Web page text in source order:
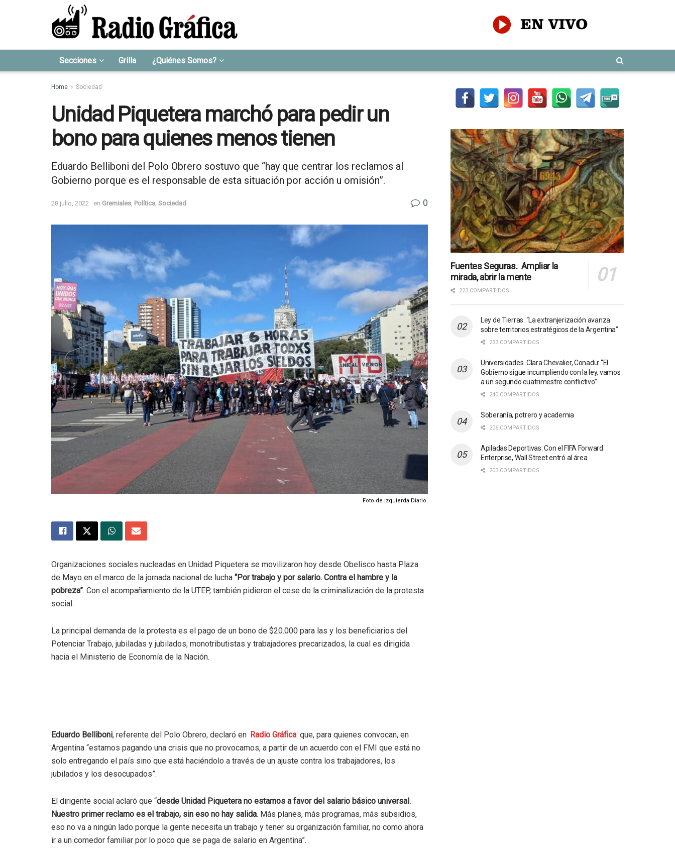
Secciones Grilla ¿Quiénes Somos?
Home Sociedad
Unidad Piquetera marchó para pedir un
bono para quienes menos tienen
Eduardo Belliboni del Polo Obrero sostuvo que “hay que centrar los reclamos al
Gobierno porque es el responsable de esta situación por acción u omisión”.
28 julio, 2022 en Gremiales Política Sociedad 0
Foto de Izquierda Diario.
Organizaciones sociales nucleadas en Unidad Piquetera se movilizaron hoy desde Obelisco hasta Plaza
de Mayo en el marco de la jornada nacional de lucha “Por trabajo y por salario. Contra el hambre y la
pobreza”. Con el acompañamiento de la UTEP, también pidieron el cese de la criminalización de la protesta
social.
La principal demanda de la protesta es el pago de un bono de $20.000 para las y los beneficiarios del
Potenciar Trabajo, jubiladas y jubilados, monotributistas y trabajadores precarizados, la cual es dirigida
hacia el Ministerio de Economía de la Nación.
Eduardo Belliboni, referente del Polo Obrero, declaró en Radio Gráfica que, para quienes convocan, en
Argentina “estamos pagando una crisis que no provocamos, a partir de un acuerdo con el FMI que está no
solo entregando el país sino que está haciéndolo a través de un ajuste contra los trabajadores, los
jubilados y los desocupados”.
El dirigente social aclaró que “desde Unidad Piquetera no estamos a favor del salario básico universal.
Nuestro primer reclamo es el trabajo, sin eso no hay salida. Más planes, más programas, más subsidios,
eso no va a ningún lado porque la gente necesita un trabajo y tener su organización familiar, no como ahora
ir a un comedor familiar por lo poco que se paga de salario en Argentina”.
Fuentes Seguras. Ampliar la
mirada, abrir la mente
223 COMPARTIDOS
Ley de Tierras: “La extranjerización avanza
sobre territorios estratégicos de la Argentina”
233 COMPARTIDOS
Universidades. Clara Chevalier, Conadu: “El
Gobierno sigue incumpliendo con la ley, vamos
a un segundo cuatrimestre conflictivo”
240 COMPARTIDOS
Soberanía, potrero y academia
206 COMPARTIDOS
Apiladas Deportivas: Con el FIFA Forward
Enterprise, Wall Street entró al área
203 COMPARTIDOS